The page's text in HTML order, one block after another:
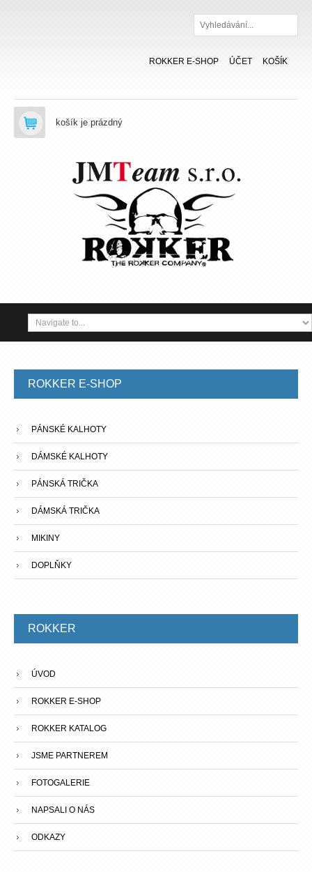
Hledat
KOŠÍK
ÚČET
ROKKER E-SHOP
košík je prázdný
ROKKER E-SHOP
PÁNSKÉ KALHOTY
DÁMSKÉ KALHOTY
PÁNSKÁ TRIČKA
DÁMSKÁ TRIČKA
MIKINY
DOPLŇKY
ROKKER
ÚVOD
ROKKER E-SHOP
ROKKER KATALOG
JSME PARTNEREM
FOTOGALERIE
NAPSALI O NÁS
ODKAZY